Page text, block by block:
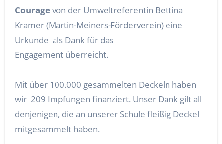
Couragevon der Umweltreferentin Bettina
Kramer (Martin-Meiners-Förderverein) eine
Urkunde als Dank für das
Engagement überreicht.
Mit über 100.000 gesammelten Deckeln haben
wir 209 Impfungen finanziert. Unser Dank gilt all
denjenigen, die an unserer Schule fleißig Deckel
mitgesammelt haben.